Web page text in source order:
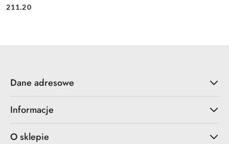
Cena:
Cena:
211.20
Dane adresowe
Informacje
O sklepie